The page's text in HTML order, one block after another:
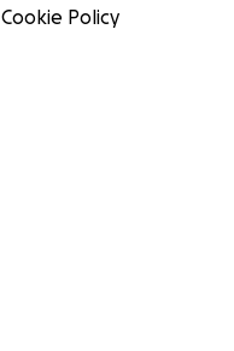
Cookie Policy